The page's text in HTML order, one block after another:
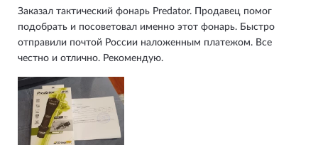
Заказал тактический фонарь Predator. Продавец помог
подобрать и посоветовал именно этот фонарь. Быстро
отправили почтой России наложенным платежом. Все
честно и отлично. Рекомендую.